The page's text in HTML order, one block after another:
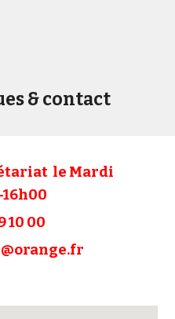
& contact
le Mardi
10 00